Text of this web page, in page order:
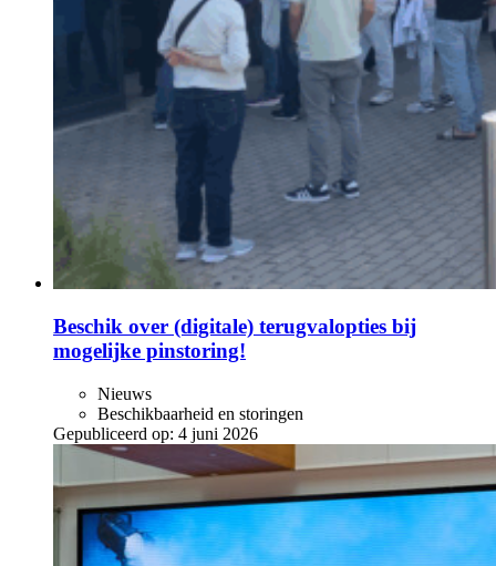
Beschik over (digitale) terugvalopties bij
mogelijke pinstoring!
Nieuws
Beschikbaarheid en storingen
Gepubliceerd op: 4 juni 2026